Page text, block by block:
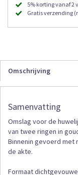
5% korting vanaf 2
Gratis verzending
Omschrijving
Samenvatting
Omslag voor de
van twee ringen in
Binnenin gevoerd met
de akte.
Formaat